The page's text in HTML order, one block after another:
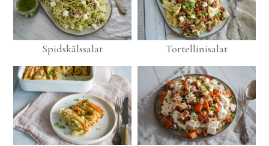
Spidskålssalat Tortellinisalat